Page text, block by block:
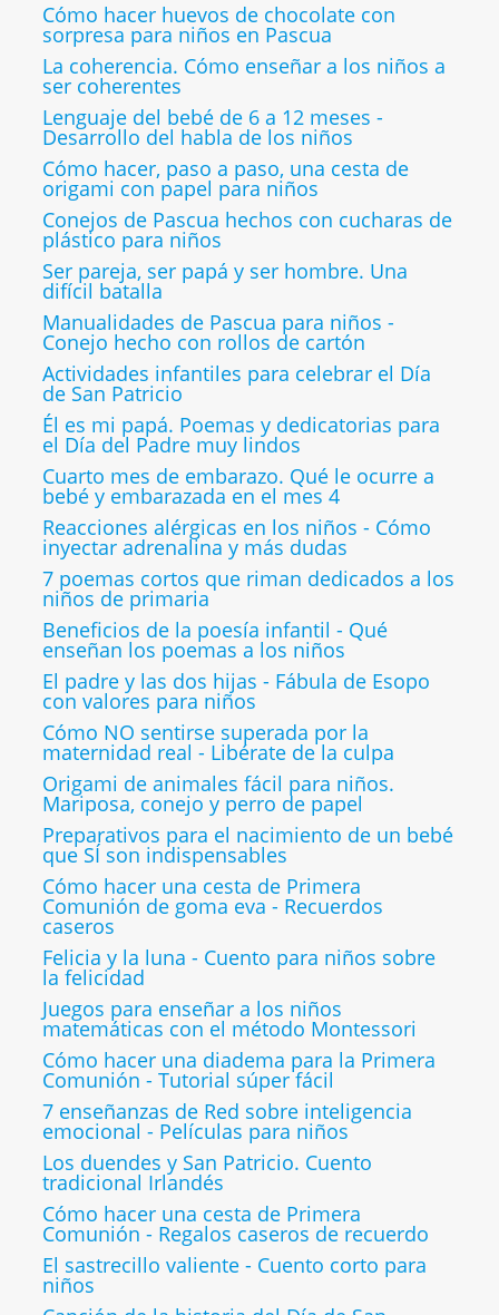
Cómo hacer huevos de chocolate con
sorpresa para niños en Pascua
La coherencia. Cómo enseñar a los niños a
ser coherentes
Lenguaje del bebé de 6 a 12 meses -
Desarrollo del habla de los niños
Cómo hacer, paso a paso, una cesta de
origami con papel para niños
Conejos de Pascua hechos con cucharas de
plástico para niños
Ser pareja, ser papá y ser hombre. Una
difícil batalla
Manualidades de Pascua para niños -
Conejo hecho con rollos de cartón
Actividades infantiles para celebrar el Día
de San Patricio
Él es mi papá. Poemas y dedicatorias para
el Día del Padre muy lindos
Cuarto mes de embarazo. Qué le ocurre a
bebé y embarazada en el mes 4
Reacciones alérgicas en los niños - Cómo
inyectar adrenalina y más dudas
7 poemas cortos que riman dedicados a los
niños de primaria
Beneficios de la poesía infantil - Qué
enseñan los poemas a los niños
El padre y las dos hijas - Fábula de Esopo
con valores para niños
Cómo NO sentirse superada por la
maternidad real - Libérate de la culpa
Origami de animales fácil para niños.
Mariposa, conejo y perro de papel
Preparativos para el nacimiento de un bebé
que SÍ son indispensables
Cómo hacer una cesta de Primera
Comunión de goma eva - Recuerdos
caseros
Felicia y la luna - Cuento para niños sobre
la felicidad
Juegos para enseñar a los niños
matemáticas con el método Montessori
Cómo hacer una diadema para la Primera
Comunión - Tutorial súper fácil
7 enseñanzas de Red sobre inteligencia
emocional - Películas para niños
Los duendes y San Patricio. Cuento
tradicional Irlandés
Cómo hacer una cesta de Primera
Comunión - Regalos caseros de recuerdo
El sastrecillo valiente - Cuento corto para
niños